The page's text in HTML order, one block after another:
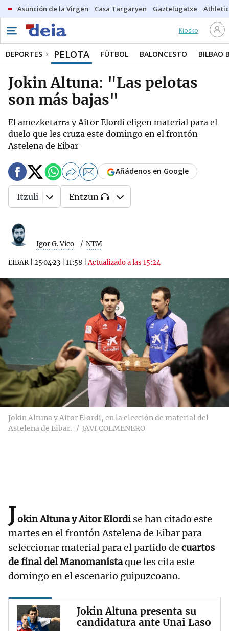
Asunción de la Virgen Casa Targaryen Gaztelugatxe Athletic
Kiosko
DEPORTES PELOTA FÚTBOL BALONCESTO BILBAO
Jokin Altuna: "Las pelotas
son más bajas"
El amezketarra y Aitor Elordi eligen material para el
duelo que les cruza este domingo en el frontón
Astelena de Eibar
Igor G. Vico NTM
EIBAR| 25·04·23 11:58 |Actualizado a las 15:24
Añádenos en Google
Itzuli Entzun
Jokin Altuna y Aitor Elordi, en la elección de material del
Astelena de Eibar.
JAVI COLMENERO
Jokin Altuna y Aitor Elordise han citado este
martes en el frontón Astelena de Eibar para
seleccionar material para el partido de cuartos
de final del Manomanistaque les cita este
domingo en el escenario guipuzcoano.
Jokin Altuna presenta su
candidatura ante Unai Laso